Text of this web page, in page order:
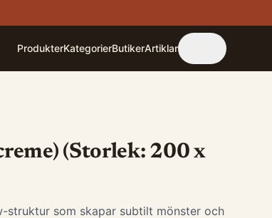
ProdukterKategorierButikerArtiklar
(Storlek: 200 x
struktur som skapar subtilt mönster och